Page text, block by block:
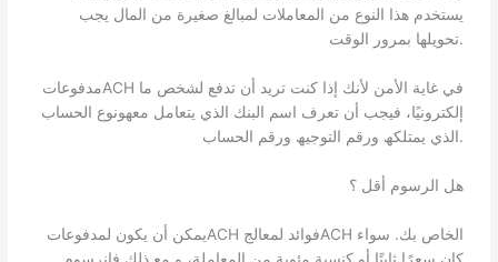
یستخدم ھذا النوع من المعاملات لمبالغ صغیرة من المال یجب
تحویلھا بمرور الوقت.
مدفوعاتACH في غایة الأمن لأنك إذا كنت ترید أن تدفع لشخص ما
إلكترونیًا، فیجب أن تعرف اسم البنك الذي یتعامل معھونوع الحساب
الذي یمتلكھ ورقم التوجیھ ورقم الحساب.
ھل الرسوم أقل ؟
یمكن أن یكون لمدفوعاتACH فوائد لمعالجACH الخاص بك. سواء
كان سعرًا ثابتًا أو كنسبة مئویة من المعاملة، و مع ذلك فإنرسوم